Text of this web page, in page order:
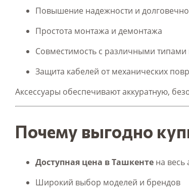
Повышение надежности и
Простота монтажа и демонтажа
Совместимость с различными типами
Защита кабелей от механических
Аксессуары обеспечивают аккуратную,
Почему выгодно
Доступная цена в Ташкенте на весь
Широкий выбор моделей и брендов